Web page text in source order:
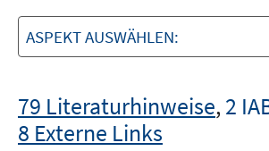
ASPEKT AUSWÄHLEN:
79 Literaturhinweise,2
8 Externe Links